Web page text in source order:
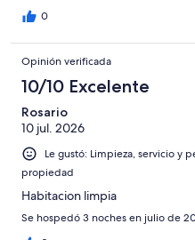
0
Opinión verificada
10/10 Excelente
Rosario
10 jul. 2026
Le gustó: Limpieza, servicio y
propiedad
Habitacion limpia
Se hospedó 3 noches en julio de